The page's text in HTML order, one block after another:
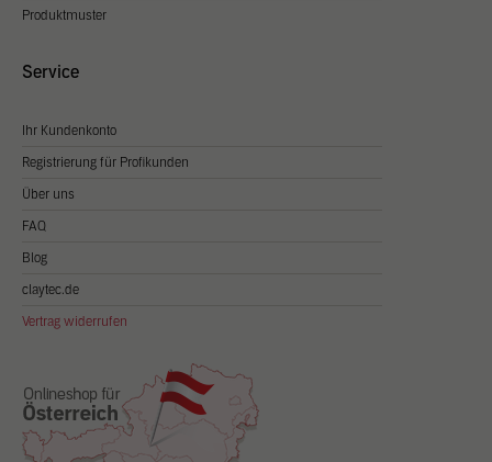
Produktmuster
Service
Ihr Kundenkonto
Registrierung für Profikunden
Über uns
FAQ
Blog
claytec.de
Vertrag widerrufen